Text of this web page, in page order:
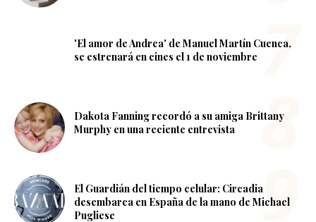
'El amor de Andrea' de Manuel Martín Cuenca,
se estrenará en cines el 1 de noviembre
Dakota Fanning recordó a su amiga Brittany
Murphy en una reciente entrevista
El Guardián del tiempo celular: Circadia
desembarca en España de la mano de Michael
Pugliese